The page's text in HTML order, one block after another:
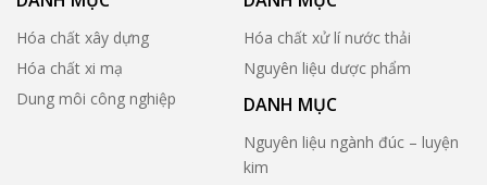
Hóa chất xây dựng
Hóa chất xi mạ
Dung môi công nghiệp
Hóa chất xử lí nước thải
Nguyên liệu dược phẩm
DANH MỤC
Nguyên liệu ngành đúc – luyện
kim